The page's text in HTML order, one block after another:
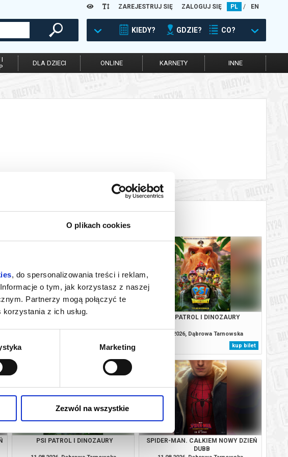
O plikach cookies
, do spersonalizowania treści i reklam,
o tym, jak korzystasz z naszej
Partnerzy mogą połączyć te
z ich usług.
Marketing
Zezwól na wszystkie
ZAREJESTRUJ SIĘ ZALOGUJ SIĘ PL / EN
KIEDY? GDZIE? CO?
DLA DZIECI ONLINE KARNETY INNE
SPIDER-MAN. CAŁKIEM NOWY DZIEŃ
kup bilet
PSI PATROL I DINOZAURY
09.08.2026, Dąbrowa Tarnowska
kup bilet
PSI PATROL I DINOZAURY
SPIDER-MAN. CAŁKIEM NOWY DZIEŃ
DUBB